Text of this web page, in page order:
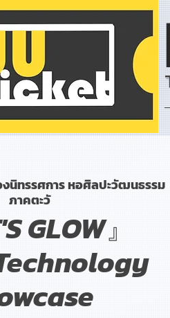
งนิทรรศการ หอศิลปะวัฒนธรรม
ภาคตะวั
GLOW』